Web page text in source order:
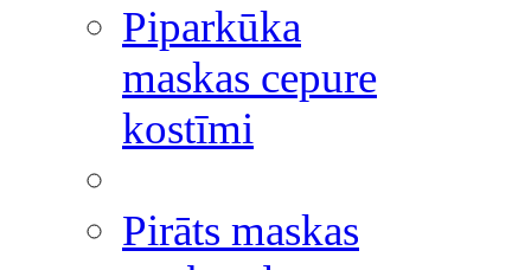
Piparkūka
maskas cepure
kostīmi
Pirāts maskas